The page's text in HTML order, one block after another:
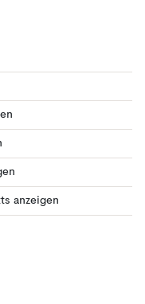
anzeigen